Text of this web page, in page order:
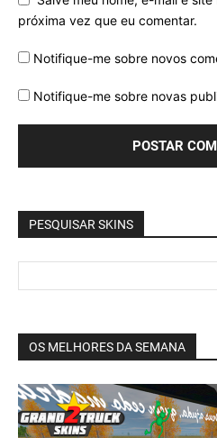
próxima vez que eu comentar.
Notifique-me sobre novos
Notifique-me sobre novas
PESQUISAR SKINS
OS MELHORES DA SEMANA